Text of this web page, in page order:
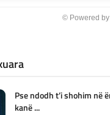
© Powered by
Pse ndodh t’i shohim në
kanë ...